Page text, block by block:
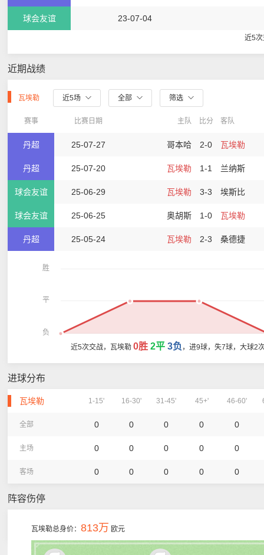
球会友谊 23-07-04
近5
近期战绩
瓦埃勒 近5场 全部 筛选
赛事 比赛日期 主队 比分 客队
丹超 25-07-27 哥本哈 2-0 瓦埃勒
丹超 25-07-20 瓦埃勒 1-1 兰纳斯
球会友谊 25-06-29 瓦埃勒 3-3 埃斯比
球会友谊 25-06-25 奥胡斯 1-0 瓦埃勒
丹超 25-05-24 瓦埃勒 2-3 桑德捷
胜
平
负
近5次交战，瓦埃勒 0胜 2平 3负 ，进9球，失7球，大球2
进球分布
瓦埃勒 1-15' 16-30' 31-45' 45+' 46-60'
全部 0 0 0 0 0
主场 0 0 0 0 0
客场 0 0 0 0 0
阵容伤停
瓦埃勒总身价： 813万 欧元